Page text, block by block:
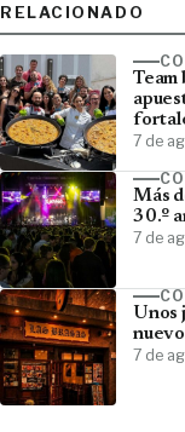
RELACIONADO
Team
7 de
Más
30.º
7 de
Unos
7 de